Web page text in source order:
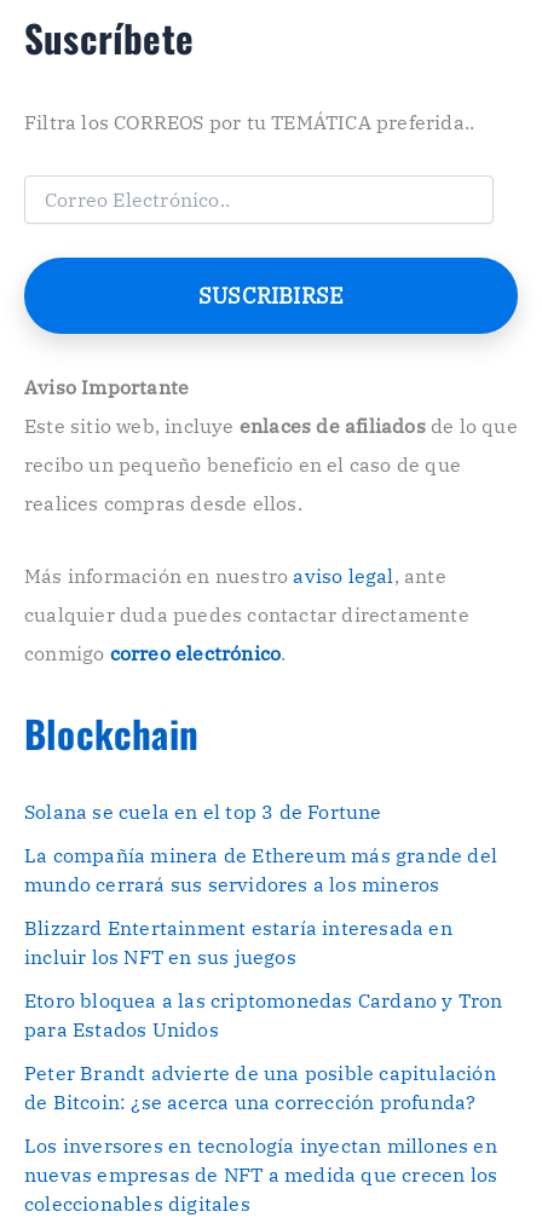
Suscríbete
Filtra los CORREOS por tu TEMÁTICA preferida..
C
e
o
e
t
ó
n
o
.
SUSCRIBIRSE
Aviso Importante
Este sitio web, incluye enlaces de afiliadosde lo que
recibo un pequeño beneficio en el caso de que
realices compras desde ellos.
Más información en nuestroaviso legal , ante
cualquier duda puedes contactar directamente
conmigo correo electrónico.
Blockchain
Solana se cuela en el top 3 de Fortune
La compañía minera de Ethereum más grande del
mundo cerrará sus servidores a los mineros
Blizzard Entertainment estaría interesada en
incluir los NFT en sus juegos
Etoro bloquea a las criptomonedas Cardano y Tron
para Estados Unidos
Peter Brandt advierte de una posible capitulación
de Bitcoin: ¿se acerca una corrección profunda?
Los inversores en tecnología inyectan millones en
nuevas empresas de NFT a medida que crecen los
coleccionables digitales